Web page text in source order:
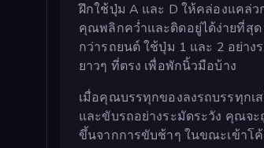
ฝึกใช้ปุ่ม A และ D ให้คล่องแคล่ว
คุณพลิกคว่ำและติดอยู่ได้ง่ายที่สุด
กว่ารถยนต์ ใช้ปุ่ม 1 และ 2 อย่าง
ยาวๆ ที่ตรง เพื่อพักนิ้วมือบ้าง
เมื่อคุณบรรทุกของลงรถบรรทุกเ
และขับรถอย่างระมัดระวัง คุณจ
ขึ้นจากการขับช้าๆ ในขณะเข้าโ